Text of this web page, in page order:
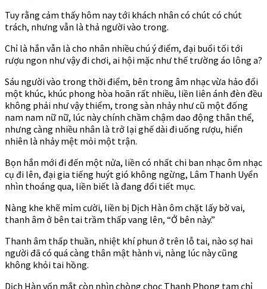
Tuy rằng cảm thấy hôm nay tới khách nhân có chút có chút
trách, nhưng vẫn là thả người vào trong.
Chỉ là hắn vẫn là cho nhân nhiều chú ý điểm, đại buổi tối tới
rượu ngon như vậy đi chơi, ai hội mặc như thế trường áo lông a?
Sáu người vào trong thời điểm, bên trong âm nhạc vừa hảo đổi
một khúc, khúc phong hòa hoãn rất nhiều, liền liên ánh đèn đều
không phải như vậy thiểm, trong sàn nhảy như cũ một đống
nam nam nữ nữ, lúc này chính chầm chậm dao động thân thể,
nhưng càng nhiều nhân là trở lại ghế dài đi uống rượu, hiển
nhiên là nhảy mệt mỏi một trận.
Bọn hắn mới đi đến một nửa, liền có nhất chi ban nhạc ôm nhạc
cụ đi lên, đại gia tiếng huýt gió không ngừng, Lâm Thanh Uyển
nhìn thoáng qua, liền biết là đang đổi tiết mục.
Nàng khe khẽ mỉm cười, liền bị Dịch Hàn ôm chặt lấy bờ vai,
thanh âm ở bên tai trầm thấp vang lên, “Ở bên này.”
Thanh âm thấp thuần, nhiệt khí phun ở trên lỗ tai, nào sợ hai
người đã có quá càng thân mật hành vi, nàng lúc này cũng
không khỏi tai hồng.
Dịch Hàn vốn mắt còn nhìn chòng chọc Thanh Phong tam chỉ